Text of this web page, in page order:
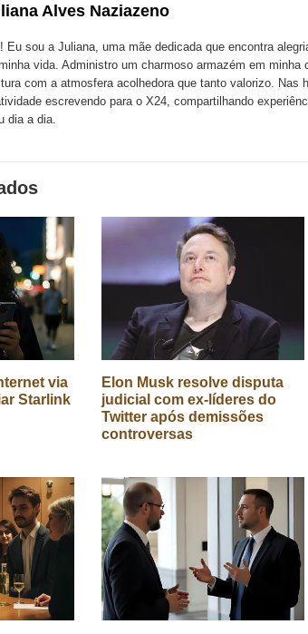
Alves Naziazeno
Eu sou a Juliana, uma mãe dedicada que encontra
vida. Administro um charmoso armazém em
com a atmosfera acolhedora que tanto valorizo. Nas
escrevendo para o X24, compartilhando
dia a dia.
via
Starlink
Elon Musk resolve disputa
judicial com ex-líderes do
Twitter após demissões
controversas